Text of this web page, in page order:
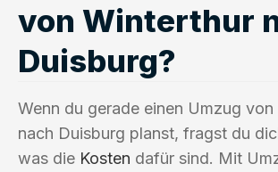
von Winterthur
Duisburg?
Wenn du gerade einen Umzug
nach Duisburg planst, fragst du
was die Kosten dafür sind. Mit